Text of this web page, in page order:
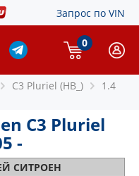
Запрос по VIN
0
C3 Pluriel (HB_)
1.4
C3 Pluriel
-
СИТРОЕН